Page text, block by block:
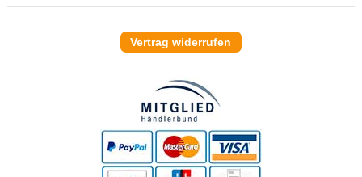
Vertrag widerrufen